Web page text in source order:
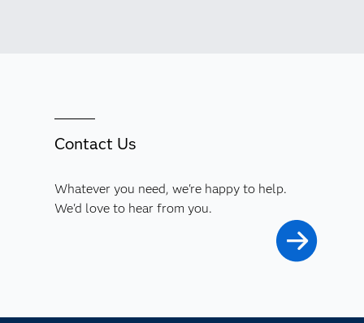
Contact Us
Whatever you need, we're happy to help.
We'd love to hear from you.